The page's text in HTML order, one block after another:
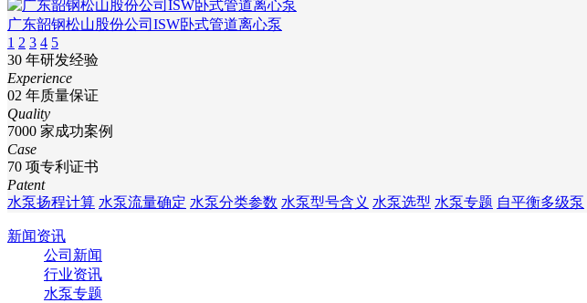
广东韶钢松山股份公司ISW卧式管道离心泵
1 2 3 4 5
30 年研发经验
Experience
02 年质量保证
Quality
7000 家成功案例
Case
70 项专利证书
Patent
水泵扬程计算 水泵流量确定 水泵分类参数 水泵型号含义 水泵选型 水泵专题 自平衡多级泵
新闻资讯
公司新闻
行业资讯
水泵专题